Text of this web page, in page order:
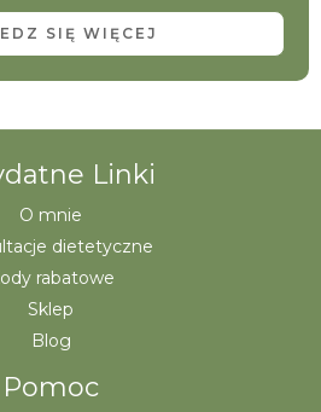
SIĘ WIĘCEJ
Linki
O mnie
dietetyczne
rabatowe
Sklep
Blog
Pomoc